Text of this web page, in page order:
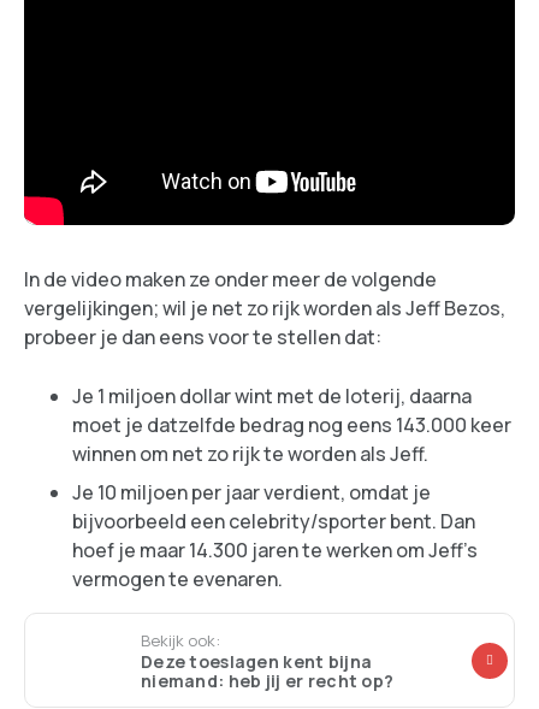
In de video maken ze onder meer de volgende
vergelijkingen; wil je net zo rijk worden als Jeff Bezos,
probeer je dan eens voor te stellen dat:
Je 1 miljoen dollar wint met de loterij, daarna
moet je datzelfde bedrag nog eens 143.000 keer
winnen om net zo rijk te worden als Jeff.
Je 10 miljoen per jaar verdient, omdat je
bijvoorbeeld een celebrity/sporter bent. Dan
hoef je maar 14.300 jaren te werken om Jeff's
vermogen te evenaren.
Bekijk ook:
Deze toeslagen kent bijna
niemand: heb jij er recht op?